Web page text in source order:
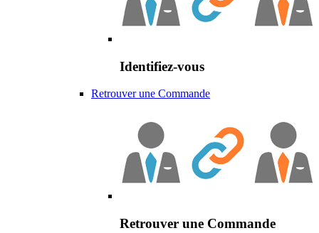
Identifiez-vous
Retrouver une Commande
Retrouver une Commande